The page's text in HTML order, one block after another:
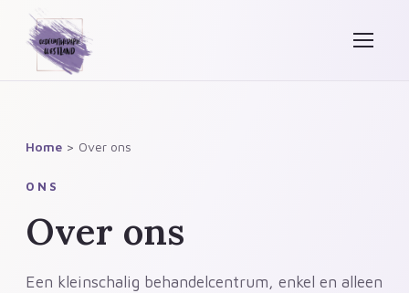
Home > Over ons
ONS
Over ons
Een kleinschalig behandelcentrum, enkel en alleen